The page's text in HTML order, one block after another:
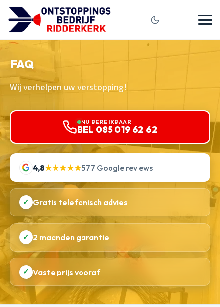
FAQ
Wij verhelpen uwverstopping!
NU BEREIKBAAR
BEL 085 019 62 62
4,8★★★★★577 Google reviews
✓ Gratis telefonisch advies
✓ 2 maanden garantie
✓ Vaste prijs vooraf